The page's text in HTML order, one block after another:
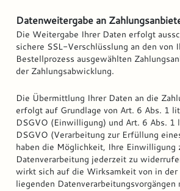
Datenweitergabe an
Die Weitergabe Ihrer Daten erfolgt
sichere SSL-Verschlüsslung an den von
Bestellprozess ausgewählten
der Zahlungsabwicklung.
Die Übermittlung Ihrer Daten an die
erfolgt auf Grundlage von Art. 6 Abs. 1
DSGVO (Einwilligung) und Art. 6 Abs. 1
DSGVO (Verarbeitung zur Erfüllung
haben die Möglichkeit, Ihre Einwilligung
Datenverarbeitung jederzeit zu
wirkt sich auf die Wirksamkeit von in
liegenden Datenverarbeitungsvorgängen